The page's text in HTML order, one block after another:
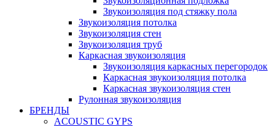
Звукоизоляция под стяжку пола
Звукоизоляция потолка
Звукоизоляция стен
Звукоизоляция труб
Каркасная звукоизоляция
Звукоизоляция каркасных перегородок
Каркасная звукоизоляция потолка
Каркасная звукоизоляция стен
Рулонная звукоизоляция
БРЕНДЫ
ACOUSTIC GYPS